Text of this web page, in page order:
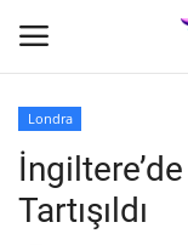
Ana Sayfa
Londra
Tartışıldı